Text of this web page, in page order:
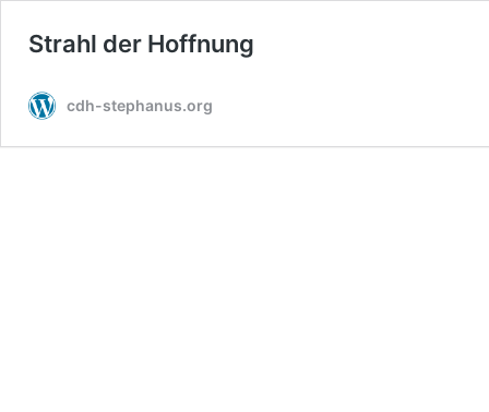
Strahl der Hoffnung
cdh-stephanus.org